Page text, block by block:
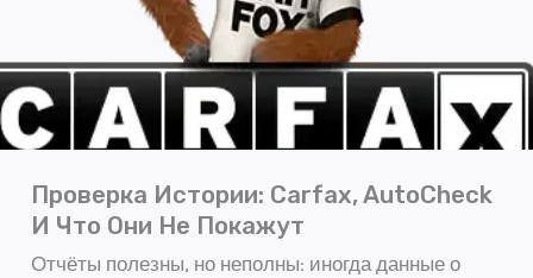
Проверка Истории: Carfax, AutoCheck
И Что Они Не Покажут
Отчёты полезны, но неполны: иногда данные о
они
не